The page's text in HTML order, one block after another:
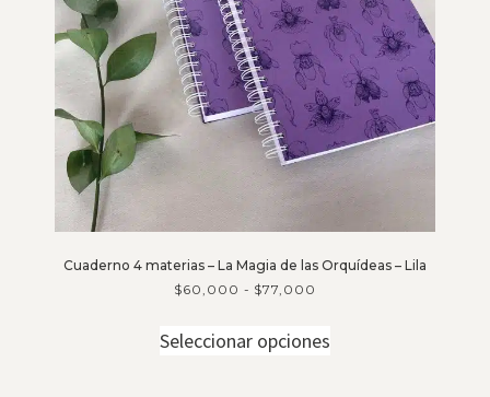
Cuaderno 4 materias – La Magia de las Orquídeas – Lila
$60,000 - $77,000
Seleccionar opciones